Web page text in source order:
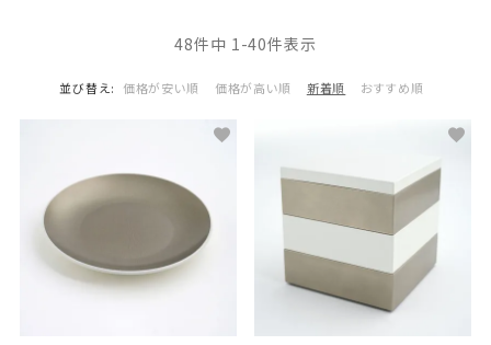
並び替え 価格が安い順 価格が高い順 新着順 おすすめ順
48件中 1-40件表示